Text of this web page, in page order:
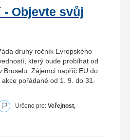
Objevte svůj
druhý ročník Evropského
který bude probíhat od
Bruselu. Zájemci napříč EU do
pořádané od 1. 9. do 31.
Určeno pro: Veřejnost,